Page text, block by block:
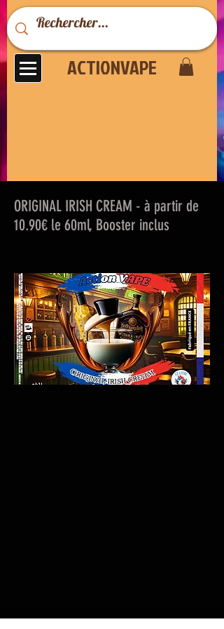
ACTIONVAPE
ORIGINAL IRISH CREAM - à partir de
10.90€ le 60ml, Booster inclus